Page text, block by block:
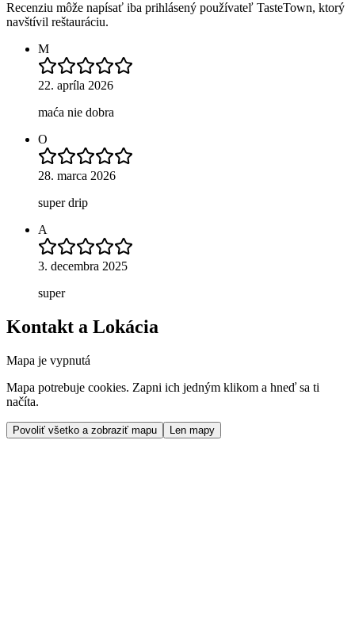
Recenziu môže napísať iba prihlásený používateľ TasteTown, ktorý
navštívil reštauráciu.
M
22. apríla 2026
maća nie dobra
O
28. marca 2026
super drip
A
3. decembra 2025
super
Kontakt a Lokácia
Mapa je vypnutá
Mapa potrebuje cookies. Zapni ich jedným klikom a hneď sa ti
načíta.
Povoliť všetko a zobraziť mapu Len mapy